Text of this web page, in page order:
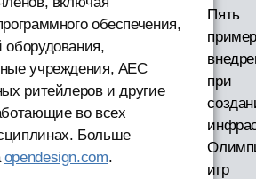
обеспечения,
оборудования,
учреждения, AEC
ритейлеров и другие
во всех
Больше
opendesign.com.
Пять
при
игр